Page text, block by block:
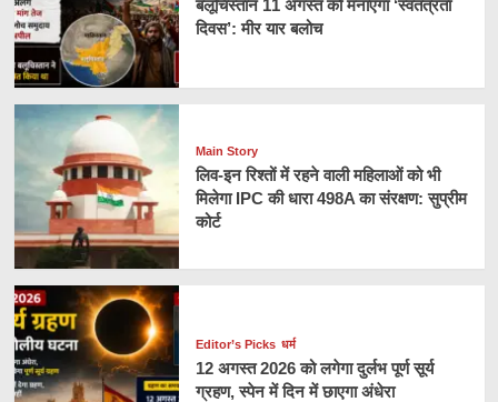
बलूचिस्तान 11 अगस्त को मनाएगा ‘स्वतंत्रता
दिवस’: मीर यार बलोच
Main Story
लिव-इन रिश्तों में रहने वाली महिलाओं को भी
मिलेगा IPC की धारा 498A का संरक्षण: सुप्रीम
कोर्ट
Editor’s Picks धर्म
12 अगस्त 2026 को लगेगा दुर्लभ पूर्ण सूर्य
ग्रहण, स्पेन में दिन में छाएगा अंधेरा